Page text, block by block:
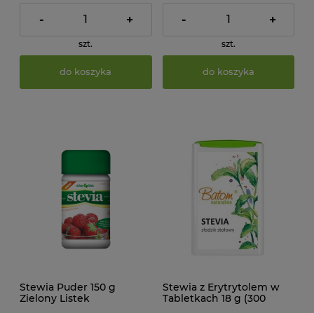
- +
szt.
do koszyka
- +
szt.
do koszyka
Stewia Puder 150 g
Zielony Listek
Stewia z Erytrytolem w
Tabletkach 18 g (300